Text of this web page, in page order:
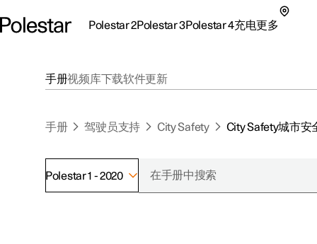
Polestar 2Polestar 3Polestar 4充电更多
手册视频库下载软件更新
手册 驾驶员支持 City Safety City Safety城市安
Polestar 1 - 2020